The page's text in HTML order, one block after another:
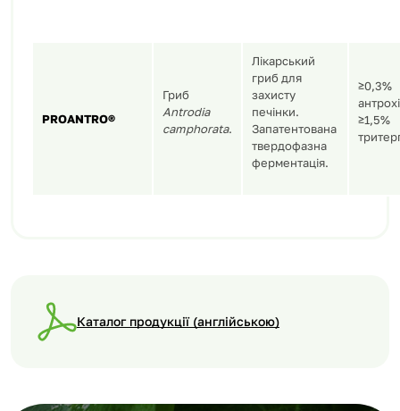
PROANTRO®
Гриб
Antrodia
camphorata.
Лікарський
гриб для
захисту
печінки.
Запатентована
твердофазна
ферментація.
≥0,3%
≥1,5%
Каталог продукції (англійською)